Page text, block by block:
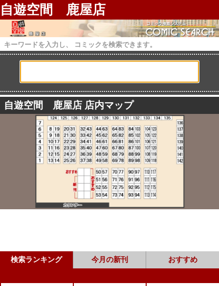
自遊空間 鹿屋店
キーワードを入力し、 コミックを検索できます。
自遊空間 鹿屋店 店内マップ
検索ランキング 今月の新刊 おすすめ